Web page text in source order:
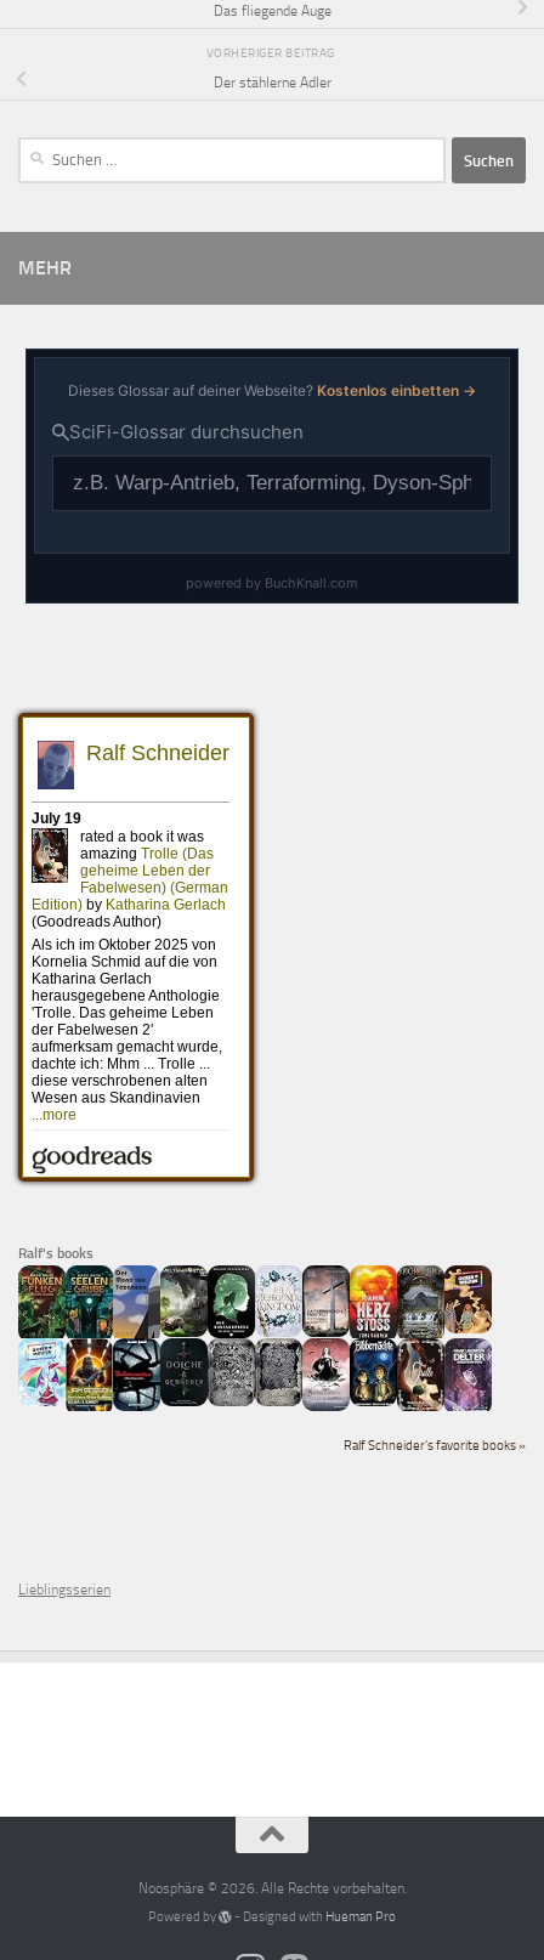
Das fliegende Auge
VORHERIGER BEITRAG
Der stählerne Adler
MEHR
Ralf's books
Ralf Schneider's favorite books »
Lieblingsserien
Noosphäre © 2026. Alle Rechte vorbehalten.
Powered by - Designed with Hueman Pro